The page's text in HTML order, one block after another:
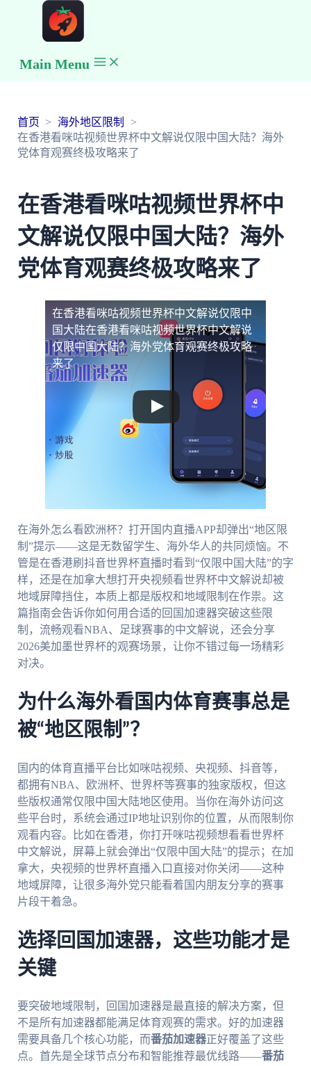
Main Menu
首页
海外地区限制
在香港看咪咕视频世界杯中文解说仅限中国大陆？海外
党体育观赛终极攻略来了
在香港看咪咕视频世界杯中
文解说仅限中国大陆？海外
党体育观赛终极攻略来了
在香港看咪咕视频世界杯中文解说仅限中
国大陆在香港看咪咕视频世界杯中文解说
仅限中国大陆？海外党体育观赛终极攻略
来了
在海外怎么看欧洲杯？打开国内直播APP却弹出“地区限
制”提示——这是无数留学生、海外华人的共同烦恼。不
管是在香港刷抖音世界杯直播时看到“仅限中国大陆”的字
样，还是在加拿大想打开央视频看世界杯中文解说却被
地域屏障挡住，本质上都是版权和地域限制在作祟。这
篇指南会告诉你如何用合适的回国加速器突破这些限
制，流畅观看NBA、足球赛事的中文解说，还会分享
2026美加墨世界杯的观赛场景，让你不错过每一场精彩
对决。
为什么海外看国内体育赛事总是
被“地区限制”？
国内的体育直播平台比如咪咕视频、央视频、抖音等，
都拥有NBA、欧洲杯、世界杯等赛事的独家版权，但这
些版权通常仅限中国大陆地区使用。当你在海外访问这
些平台时，系统会通过IP地址识别你的位置，从而限制你
观看内容。比如在香港，你打开咪咕视频想看看世界杯
中文解说，屏幕上就会弹出“仅限中国大陆”的提示；在加
拿大，央视频的世界杯直播入口直接对你关闭——这种
地域屏障，让很多海外党只能看着国内朋友分享的赛事
片段干着急。
选择回国加速器，这些功能才是
关键
要突破地域限制，回国加速器是最直接的解决方案，但
不是所有加速器都能满足体育观赛的需求。好的加速器
需要具备几个核心功能，而番茄加速器正好覆盖了这些
点。首先是全球节点分布和智能推荐最优线路——番茄